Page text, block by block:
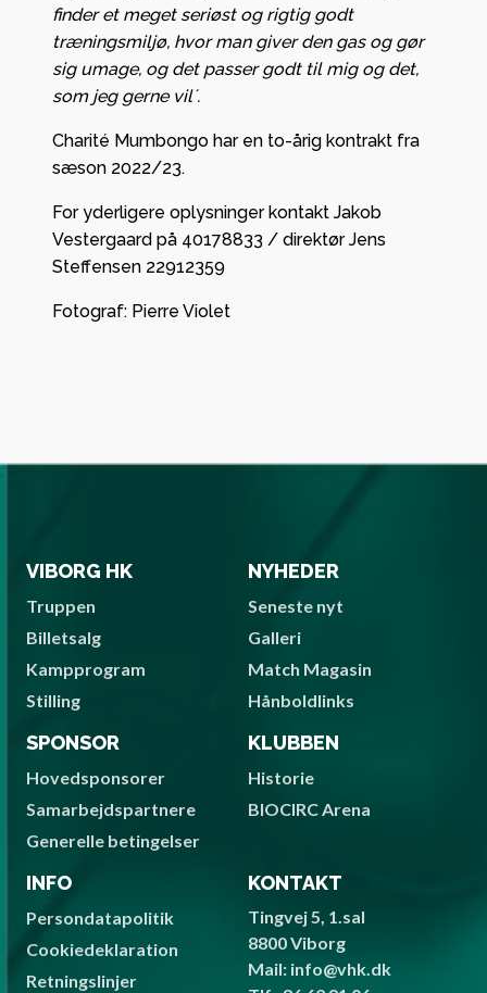
finder et meget seriøst og rigtig godt
træningsmiljø, hvor man giver den gas og gør
sig umage, og det passer godt til mig og det,
som jeg gerne vil´.
Charité Mumbongo har en to-årig kontrakt fra
sæson 2022/23.
For yderligere oplysninger kontakt Jakob
Vestergaard på 40178833 / direktør Jens
Steffensen 22912359
Fotograf: Pierre Violet
VIBORG HK
Truppen
Billetsalg
Kampprogram
Stilling
NYHEDER
Seneste nyt
Galleri
Match Magasin
Hånboldlinks
SPONSOR
Hovedsponsorer
Samarbejdspartnere
Generelle betingelser
KLUBBEN
Historie
BIOCIRC Arena
INFO
Persondatapolitik
Cookiedeklaration
Retningslinjer
KONTAKT
Tingvej 5, 1.sal
8800 Viborg
Mail: info@vhk.dk